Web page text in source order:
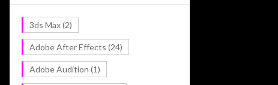
3ds Max(2)
Adobe After Effects (24)
Adobe Audition (1)